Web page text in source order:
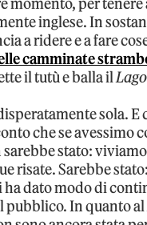
inglese. In
a ridere e a fare
camminate
il tutù e balla il
sola.
che se avessimo
stato:
risate. Sarebbe
dato modo di
pubblico. In quanto al